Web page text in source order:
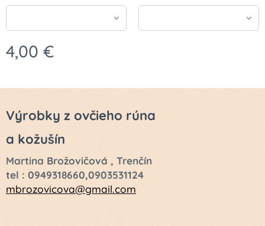
4,00 €
Výrobky z ovčieho rúna
a kožušín
Martina Brožovičová , Trenčín
tel : 0949318660,0903531124
mbrozovicova@gmail.com